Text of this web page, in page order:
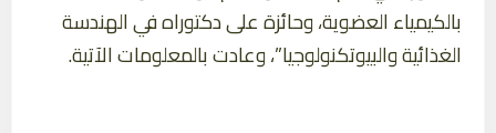
بالكيمياء العضوية، وحائزة على دكتوراه في الهندسة
الغذائية والبيوتكنولوجيا”، وعادت بالمعلومات الآتية.